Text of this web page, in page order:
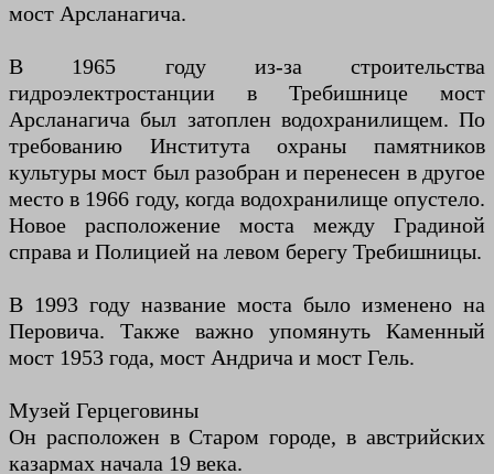
мост Арсланагича.
В 1965 году из-за строительства
гидроэлектростанции в Требишнице мост
Арсланагича был затоплен водохранилищем. По
требованию Института охраны памятников
культуры мост был разобран и перенесен в другое
место в 1966 году, когда водохранилище опустело.
Новое расположение моста между Градиной
справа и Полицией на левом берегу Требишницы.
В 1993 году название моста было изменено на
Перовича. Также важно упомянуть Каменный
мост 1953 года, мост Андрича и мост Гель.
Музей Герцеговины
Он расположен в Старом городе, в австрийских
казармах начала 19 века.